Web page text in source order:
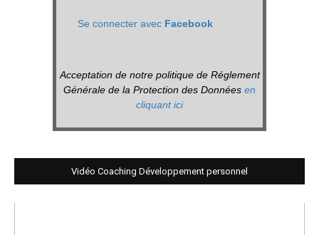
Se connecter avec Facebook
Acceptation de notre politique de Réglement
Générale de la Protection des Données en
cliquant ici
Vidéo Coaching Développement personnel